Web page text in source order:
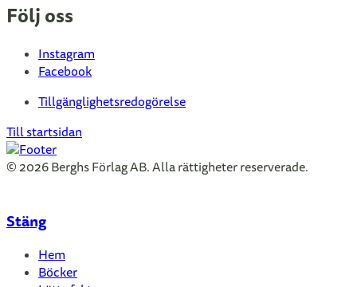
Följ oss
Instagram
Facebook
Tillgänglighetsredogörelse
Till startsidan
© 2026 Berghs Förlag AB. Alla rättigheter reserverade.
Stäng
Hem
Böcker